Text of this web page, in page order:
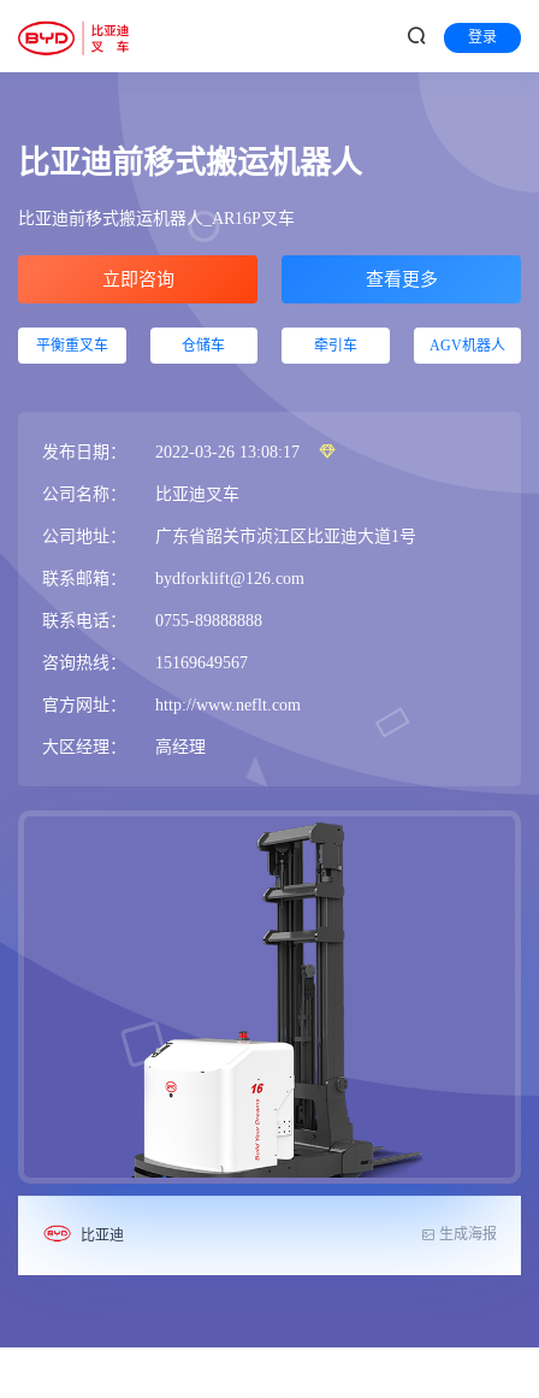
登录
比亚迪前移式搬运机器人
比亚迪前移式搬运机器人_AR16P叉车
立即咨询 查看更多
平衡重叉车 仓储车 牵引车 AGV机器人
发布日期： 2022-03-26 13:08:17
公司名称： 比亚迪叉车
公司地址： 广东省韶关市浈江区比亚迪大道1号
联系邮箱： bydforklift@126.com
联系电话： 0755-89888888
咨询热线： 15169649567
官方网址： http://www.neflt.com
大区经理： 高经理
比亚迪 生成海报